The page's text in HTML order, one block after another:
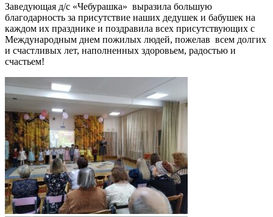
Заведующая д/с «Чебурашка» выразила большую
благодарность за присутствие наших дедушек и бабушек на
каждом их празднике и поздравила всех присутствующих с
Международным днем пожилых людей, пожелав всем долгих
и счастливых лет, наполненных здоровьем, радостью и
счастьем!